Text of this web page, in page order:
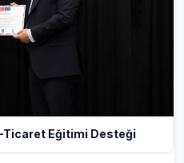
Ticaret Eğitimi Desteği